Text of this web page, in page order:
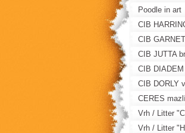
Poodle in art
CIB
male
CIB
CIB JUTTA
CIB
CIB DORLY
CERES
Vrh / Litter
Vrh / Litter